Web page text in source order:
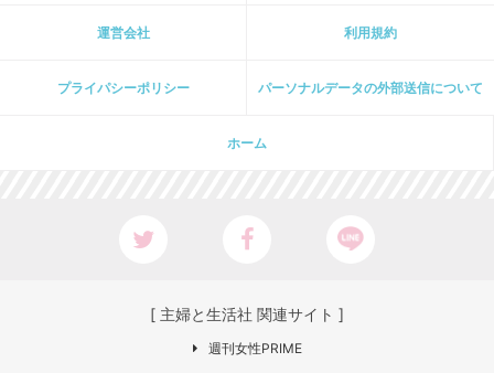
運営会社 利用規約
プライパシーポリシー パーソナルデータの外部送信について
ホーム
[ 主婦と生活社 関連サイト ]
週刊女性PRIME